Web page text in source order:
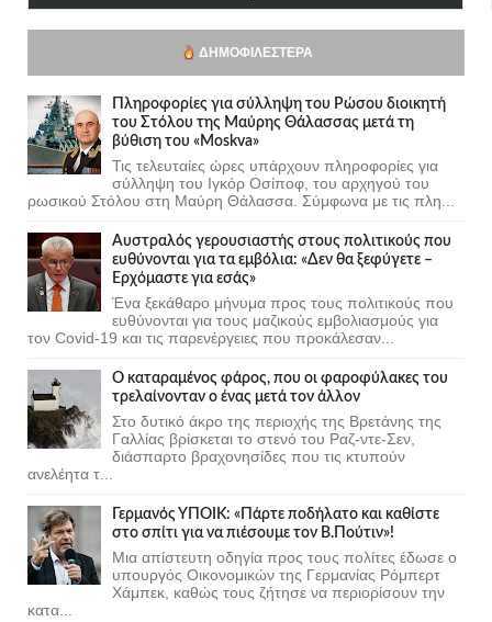
ΔΗΜΟΦΙΛΈΣΤΕΡΑ
Πληροφορίες για σύλληψη του Ρώσου διοικητή
του Στόλου της Mαύρης Θάλασσας μετά τη
βύθιση του «Moskva»
Τις τελευταίες ώρες υπάρχουν πληροφορίες για
σύλληψη του Ιγκόρ Οσίποφ, του αρχηγού του
ρωσικού Στόλου στη Μαύρη Θάλασσα. Σύμφωνα με τις πλη...
Αυστραλός γερουσιαστής στους πολιτικούς που
ευθύνονται για τα εμβόλια: «Δεν θα ξεφύγετε –
Ερχόμαστε για εσάς»
Ένα ξεκάθαρο μήνυμα προς τους πολιτικούς που
ευθύνονται για τους μαζικούς εμβολιασμούς για
τον Covid-19 και τις παρενέργειες που προκάλεσαν...
Ο καταραμένος φάρος, που οι φαροφύλακες του
τρελαίνονταν ο ένας μετά τον άλλον
Στο δυτικό άκρο της περιοχής της Βρετάνης της
Γαλλίας βρίσκεται το στενό του Ραζ-ντε-Σεν,
διάσπαρτο βραχονησίδες που τις κτυπούν
ανελέητα τ...
Γερμανός ΥΠΟΙΚ: «Πάρτε ποδήλατο και καθίστε
στο σπίτι για να πιέσουμε τον Β.Πούτιν»!
Μια απίστευτη οδηγία προς τους πολίτες έδωσε ο
υπουργός Οικονομικών της Γερμανίας Ρόμπερτ
Χάμπεκ, καθώς τους ζήτησε να περιορίσουν την
κατα...